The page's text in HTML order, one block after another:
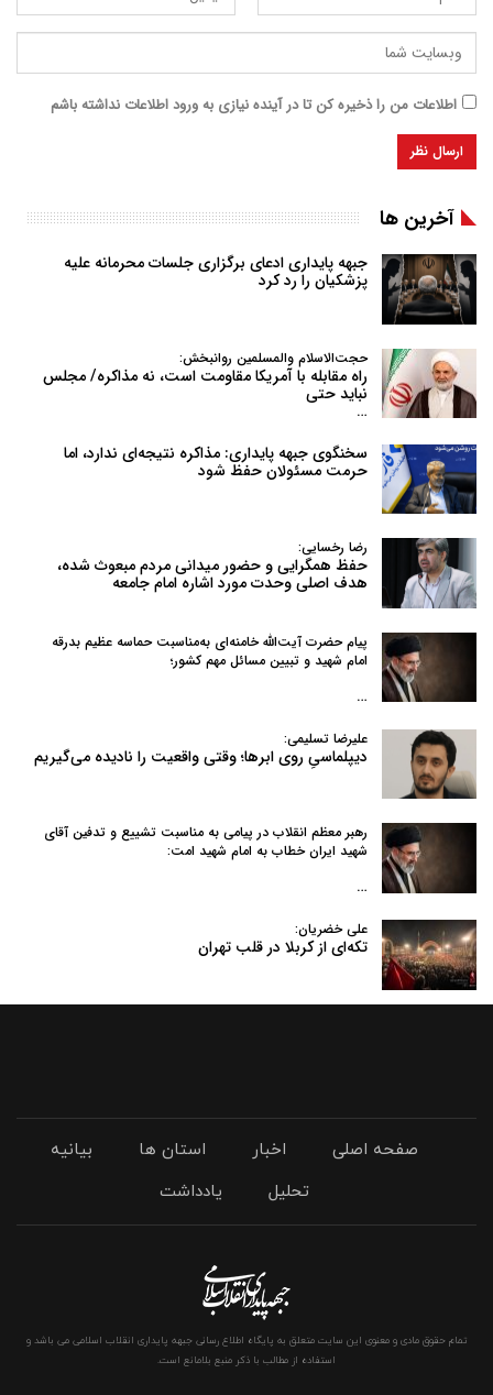
اطلاعات من را ذخیره کن تا در آینده نیازی به ورود اطلاعات نداشته باشم
آخرین ها
جبهه پایداری ادعای برگزاری جلسات محرمانه علیه
پزشکیان را رد کرد
حجت‌الاسلام والمسلمین روانبخش:
راه مقابله با آمریکا مقاومت است، نه مذاکره/ مجلس
نباید حتی
…
سخنگوی جبهه پایداری: مذاکره نتیجه‌ای ندارد، اما
حرمت مسئولان حفظ شود
رضا رخسایی:
حفظ همگرایی و حضور میدانی مردم مبعوث شده،
هدف اصلی وحدت مورد اشاره امام جامعه
پیام حضرت آیت‌الله خامنه‌ای به‌مناسبت حماسه عظیم بدرقه
امام شهید و تبیین مسائل مهم کشور؛
…
علیرضا تسلیمی:
دیپلماسیِ روی ابرها؛ وقتی واقعیت را نادیده می‌گیریم
رهبر معظم انقلاب در پیامی به‌ مناسبت تشییع و تدفین آقای
شهید ایران خطاب به امام شهید امت:
…
علی خضریان:
تکه‌ای از کربلا در قلب تهران
صفحه اصلی اخبار استان ها
بیانیه
تحلیل
یادداشت
تمام حقوق مادی و معنوی این سایت متعلق به پایگاه اطلاع رسانی جبهه پایداری انقلاب اسلامی می باشد و
استفاده از مطالب با ذکر منبع بلامانع است.